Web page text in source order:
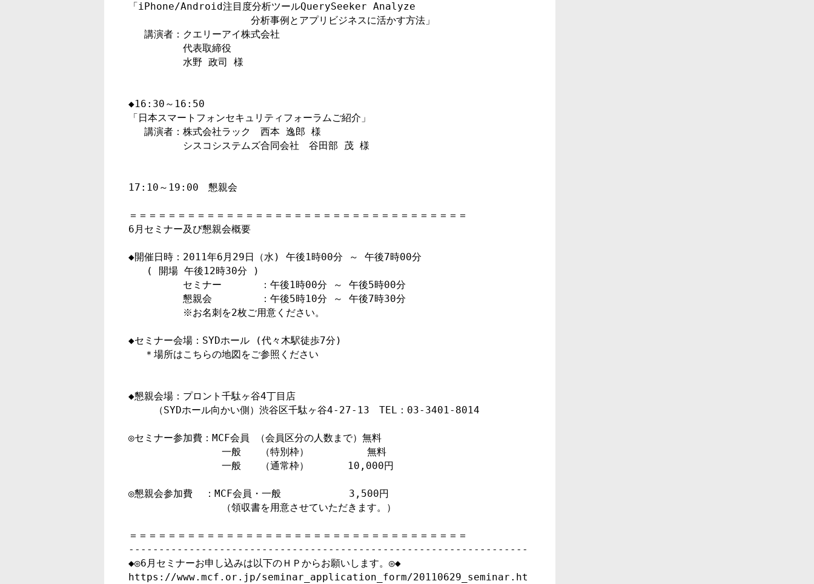
「iPhone/Android注目度分析ツールQuerySeeker Analyze
分析事例とアプリビジネスに活かす方法」
講演者：クエリーアイ株式会社
代表取締役
水野 政司 様
◆16:30～16:50
「日本スマートフォンセキュリティフォーラムご紹介」
講演者：株式会社ラック　西本 逸郎 様
シスコシステムズ合同会社　谷田部 茂 様
17:10～19:00　懇親会
＝＝＝＝＝＝＝＝＝＝＝＝＝＝＝＝＝＝＝＝＝＝＝＝＝＝＝＝＝＝＝＝＝＝＝
6月セミナー及び懇親会概要
◆開催日時：2011年6月29日（水) 午後1時00分 ～ 午後7時00分
セミナー　　　　：午後1時00分 ～ 午後5時00分
懇親会　　　　　：午後5時10分 ～ 午後7時30分
※お名刺を2枚ご用意ください。
◆セミナー会場：SYDホール (代々木駅徒歩7分)
＊場所はこちらの地図をご参照ください
◆懇親会場：プロント千駄ヶ谷4丁目店
（SYDホール向かい側）渋谷区千駄ヶ谷4-27-13　TEL：03-3401-8014
◎セミナー参加費：MCF会員 （会員区分の人数まで）無料
一般　　（特別枠）　　　　　　無料
一般　　（通常枠）　　　　10,000円
◎懇親会参加費  ：MCF会員・一般　　　　　　　3,500円
（領収書を用意させていただきます。）
＝＝＝＝＝＝＝＝＝＝＝＝＝＝＝＝＝＝＝＝＝＝＝＝＝＝＝＝＝＝＝＝＝＝＝
------------------------------------------------------------------
◆◎6月セミナーお申し込みは以下のＨＰからお願いします。◎◆
https://www.mcf.or.jp/seminar_application_form/20110629_seminar.ht